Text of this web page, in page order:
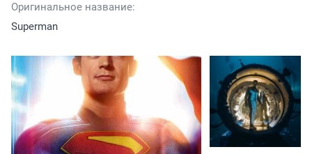
Оригинальное название:
Superman